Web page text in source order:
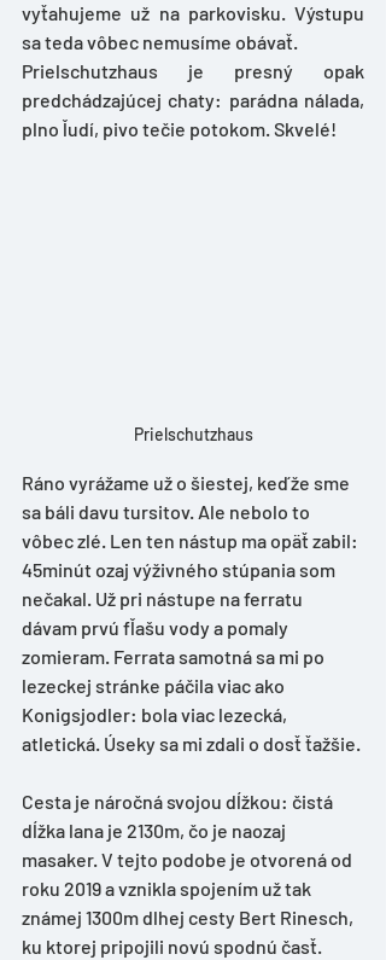
vyťahujeme už na parkovisku. Výstupu
sa teda vôbec nemusíme obávať.
Prielschutzhaus je presný opak
predchádzajúcej chaty: parádna nálada,
plno ľudí, pivo tečie potokom. Skvelé!
Prielschutzhaus
Ráno vyrážame už o šiestej, keďže sme
sa báli davu tursitov. Ale nebolo to
vôbec zlé. Len ten nástup ma opäť zabil:
45minút ozaj výživného stúpania som
nečakal. Už pri nástupe na ferratu
dávam prvú fľašu vody a pomaly
zomieram. Ferrata samotná sa mi po
lezeckej stránke páčila viac ako
Konigsjodler: bola viac lezecká,
atletická. Úseky sa mi zdali o dosť ťažšie.
Cesta je náročná svojou dĺžkou: čistá
dĺžka lana je 2130m, čo je naozaj
masaker. V tejto podobe je otvorená od
roku 2019 a vznikla spojením už tak
známej 1300m dlhej cesty Bert Rinesch,
ku ktorej pripojili novú spodnú časť.